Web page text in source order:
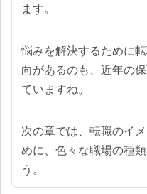
ます。
悩みを解決するために
向があるのも、近年の
ていますね。
次の章では、転職のイ
めに、色々な職場の種
う。